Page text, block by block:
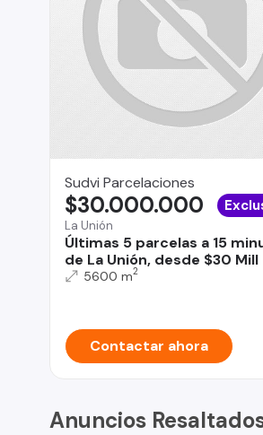
Sudvi Parcelaciones
La Unión
Últimas 5 parcelas a 15
de La Unión, desde $30 Mill
$30.000.000
5600 m2
Contactar ahora
Anuncios